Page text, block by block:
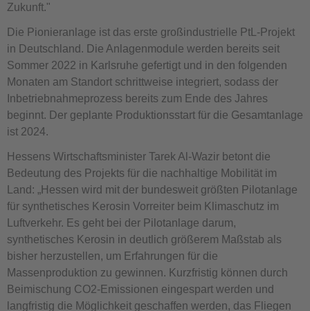
Zukunft."
Die Pionieranlage ist das erste großindustrielle PtL-Projekt
in Deutschland. Die Anlagenmodule werden bereits seit
Sommer 2022 in Karlsruhe gefertigt und in den folgenden
Monaten am Standort schrittweise integriert, sodass der
Inbetriebnahmeprozess bereits zum Ende des Jahres
beginnt. Der geplante Produktionsstart für die Gesamtanlage
ist 2024.
Hessens Wirtschaftsminister Tarek Al-Wazir betont die
Bedeutung des Projekts für die nachhaltige Mobilität im
Land: „Hessen wird mit der bundesweit größten Pilotanlage
für synthetisches Kerosin Vorreiter beim Klimaschutz im
Luftverkehr. Es geht bei der Pilotanlage darum,
synthetisches Kerosin in deutlich größerem Maßstab als
bisher herzustellen, um Erfahrungen für die
Massenproduktion zu gewinnen. Kurzfristig können durch
Beimischung CO2-Emissionen eingespart werden und
langfristig die Möglichkeit geschaffen werden, das Fliegen